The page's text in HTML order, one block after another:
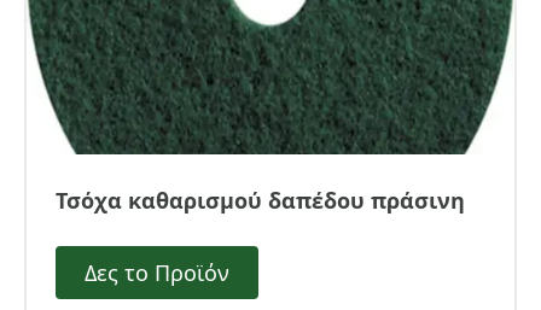
Τσόχα καθαρισμού δαπέδου πράσινη
Δες το Προϊόν